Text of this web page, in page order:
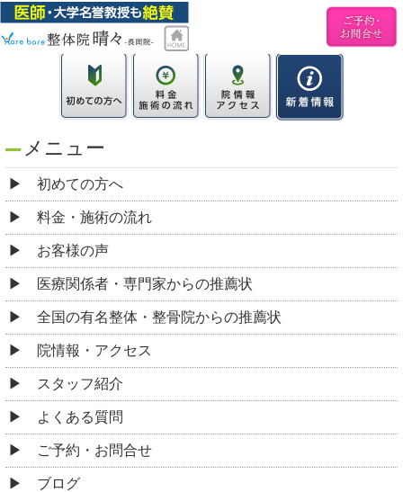
メニュー
初めての方へ
料金・施術の流れ
お客様の声
医療関係者・専門家からの推薦状
全国の有名整体・整骨院からの推薦状
院情報・アクセス
スタッフ紹介
よくある質問
ご予約・お問合せ
ブログ